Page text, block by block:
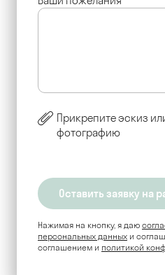
Прикрепите эскиз
фотографию
Нажимая на кнопку, я даю согласие
персональных данных и
соглашением и политикой